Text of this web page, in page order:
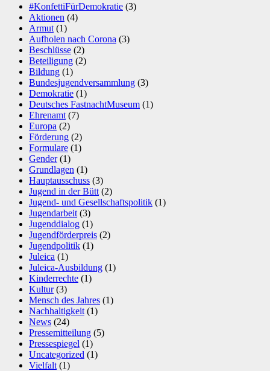
#KonfettiFürDemokratie (3)
Aktionen (4)
Armut (1)
Aufholen nach Corona (3)
Beschlüsse (2)
Beteiligung (2)
Bildung (1)
Bundesjugendversammlung (3)
Demokratie (1)
Deutsches FastnachtMuseum (1)
Ehrenamt (7)
Europa (2)
Förderung (2)
Formulare (1)
Gender(1)
Grundlagen (1)
Hauptausschuss (3)
Jugend in der Bütt (2)
Jugend- und Gesellschaftspolitik (1)
Jugendarbeit (3)
Jugenddialog (1)
Jugendförderpreis (2)
Jugendpolitik (1)
Juleica (1)
Juleica-Ausbildung (1)
Kinderrechte (1)
Kultur(3)
Mensch des Jahres (1)
Nachhaltigkeit (1)
News (24)
Pressemitteilung (5)
Pressespiegel (1)
Uncategorized (1)
Vielfalt (1)